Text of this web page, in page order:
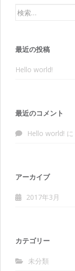
最近の投稿
Hello world!
最近のコメント
Hello world! に
アーカイブ
2017年3月
カテゴリー
未分類